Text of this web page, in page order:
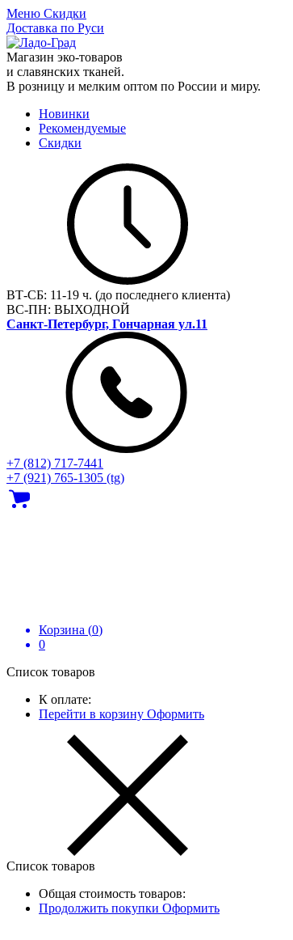
Меню Скидки
Доставка по Руси
Магазин эко-товаров
и славянских тканей.
В розницу и мелким оптом по России и миру.
Новинки
Рекомендуемые
Скидки
ВТ-СБ: 11-19 ч. (до последнего клиента)
ВС-ПН: ВЫХОДНОЙ
Санкт-Петербург, Гончарная ул.11
+7 (812) 717‑7441
+7 (921) 765-1305 (tg)
Корзина (0)
0
Список товаров
К оплате:
Перейти в корзину Оформить
Список товаров
Общая стоимость товаров:
Продолжить покупки Оформить